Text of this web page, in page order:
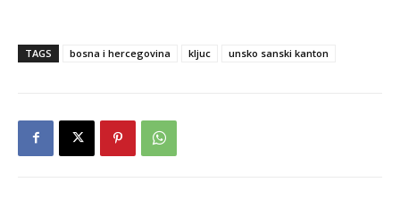
TAGS bosna i hercegovina kljuc unsko sanski kanton